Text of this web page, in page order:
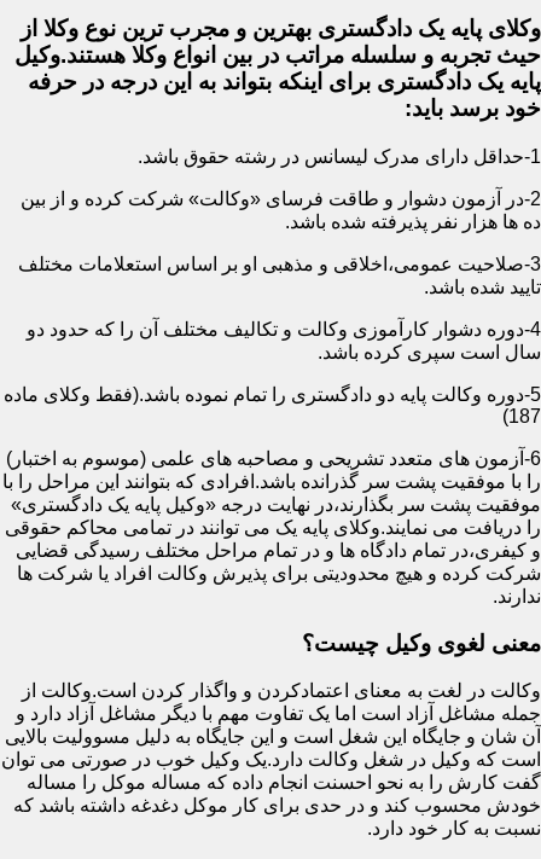
وکلای پایه یک دادگستری بهترین و مجرب ترین نوع وکلا از
حیث تجربه و سلسله مراتب در بین انواع وکلا هستند.وکیل
پایه یک دادگستری برای اینکه بتواند به این درجه در حرفه
خود برسد باید:
1-حداقل دارای مدرک لیسانس در رشته حقوق باشد.
2-در آزمون دشوار و طاقت فرسای «وکالت» شرکت کرده و از بین
ده ها هزار نفر پذیرفته شده باشد.
3-صلاحیت عمومی،اخلاقی و مذهبی او بر اساس استعلامات مختلف
تایید شده باشد.
4-دوره دشوار کارآموزی وکالت و تکالیف مختلف آن را که حدود دو
سال است سپری کرده باشد.
5-دوره وکالت پایه دو دادگستری را تمام نموده باشد.(فقط وکلای ماده
187)
6-آزمون های متعدد تشریحی و مصاحبه های علمی (موسوم به اختبار)
را با موفقیت پشت سر گذرانده باشد.افرادی که بتوانند این مراحل را با
موفقیت پشت سر بگذارند،در نهایت درجه «وکیل پایه یک دادگستری»
را دریافت می نمایند.وکلای پایه یک می توانند در تمامی محاکم حقوقی
و کیفری،در تمام دادگاه ها و در تمام مراحل مختلف رسیدگی قضایی
شرکت کرده و هیچ محدودیتی برای پذیرش وکالت افراد یا شرکت ها
ندارند.
معنی لغوی وکیل چیست؟
وکالت در لغت به معنای اعتمادکردن و واگذار کردن است.وکالت از
جمله مشاغل آزاد است اما یک تفاوت مهم با دیگر مشاغل آزاد دارد و
آن شان و جایگاه این شغل است و این جایگاه به دلیل مسوولیت بالایی
است که وکیل در شغل وکالت دارد.یک وکیل خوب در صورتی می توان
گفت کارش را به نحو احسنت انجام داده که مساله موکل را مساله
خودش محسوب کند و در حدی برای کار موکل دغدغه داشته باشد که
نسبت به کار خود دارد.